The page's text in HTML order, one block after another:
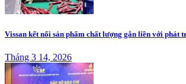
Vissan kết nối sản phẩm chất lượng gắn liền với phát
Tháng 3 14, 2026